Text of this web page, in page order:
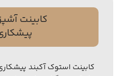
کابینت
کابینت استوک آکبند